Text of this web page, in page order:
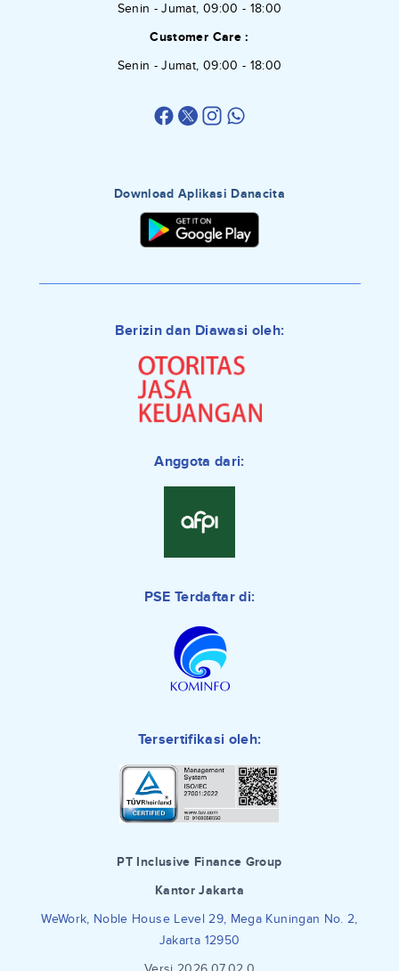
Senin - Jumat, 09:00 - 18:00
Customer Care :
Senin - Jumat, 09:00 - 18:00
Download Aplikasi Danacita
Berizin dan Diawasi oleh:
Anggota dari:
PSE Terdaftar di:
Tersertifikasi oleh:
PT Inclusive Finance Group
Kantor Jakarta
WeWork, Noble House Level 29, Mega Kuningan No. 2,
Jakarta 12950